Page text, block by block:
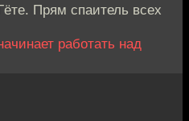
Прям спаитель всех
работать над